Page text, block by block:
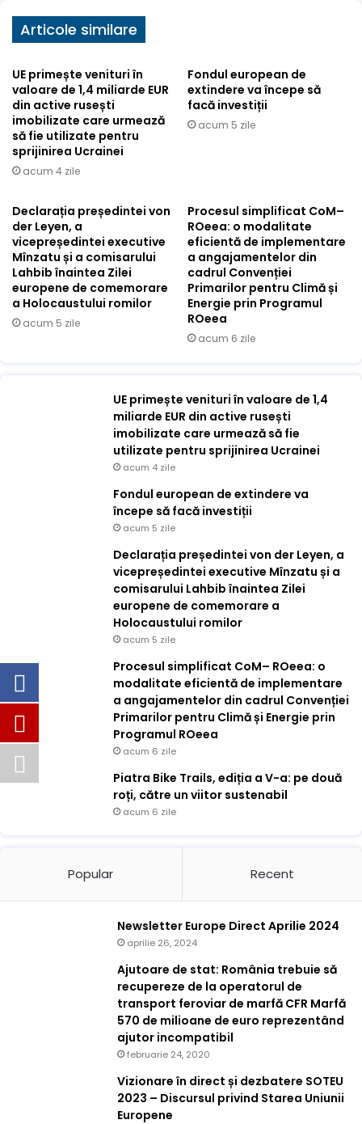
Articole similare
UE primește venituri în
valoare de 1,4 miliarde EUR
din active rusești
imobilizate care urmează
să fie utilizate pentru
sprijinirea Ucrainei
acum 4 zile
Fondul european de
extindere va începe să
facă investiții
acum 5 zile
Declarația președintei von
der Leyen, a
vicepreședintei executive
Mînzatu și a comisarului
Lahbib înaintea Zilei
europene de comemorare
a Holocaustului romilor
acum 5 zile
Procesul simplificat CoM–
ROeea: o modalitate
eficientă de implementare
a angajamentelor din
cadrul Convenției
Primarilor pentru Climă și
Energie prin Programul
ROeea
acum 6 zile
UE primește venituri în valoare de 1,4
miliarde EUR din active rusești
imobilizate care urmează să fie
utilizate pentru sprijinirea Ucrainei
acum 4 zile
Fondul european de extindere va
începe să facă investiții
acum 5 zile
Declarația președintei von der Leyen, a
vicepreședintei executive Mînzatu și a
comisarului Lahbib înaintea Zilei
europene de comemorare a
Holocaustului romilor
acum 5 zile
Procesul simplificat CoM– ROeea: o
modalitate eficientă de implementare
a angajamentelor din cadrul Convenției
Primarilor pentru Climă și Energie prin
Programul ROeea
acum 6 zile
Piatra Bike Trails, ediția a V-a: pe două
roți, către un viitor sustenabil
acum 6 zile
Popular Recent
Newsletter Europe Direct Aprilie 2024
aprilie 26, 2024
Ajutoare de stat: România trebuie să
recupereze de la operatorul de
transport feroviar de marfă CFR Marfă
570 de milioane de euro reprezentând
ajutor incompatibil
februarie 24, 2020
Vizionare în direct și dezbatere SOTEU
2023 – Discursul privind Starea Uniunii
Europene